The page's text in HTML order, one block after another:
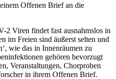
Offenen Brief an die
2 Viren findet fast ausnahmslos in
im Freien sind äußerst selten und
wie das in Innenräumen zu
gehören bevorzugt
Veranstaltungen, Chorproben
in ihrem Offenen Brief.